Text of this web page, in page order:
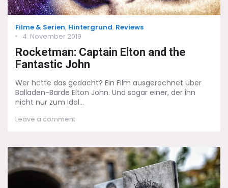
Categories
Filme & Serien, Hintergrund, Reviews
Posted
4. November 2019
Rocketman: Captain Elton and the
Fantastic John
Wer hätte das gedacht? Ein Film ausgerechnet über
Balladen-Barde Elton John. Und sogar einer, der ihn
nicht nur zum Idol...
Leave a commenton
Elton
and
the
Fantastic
John